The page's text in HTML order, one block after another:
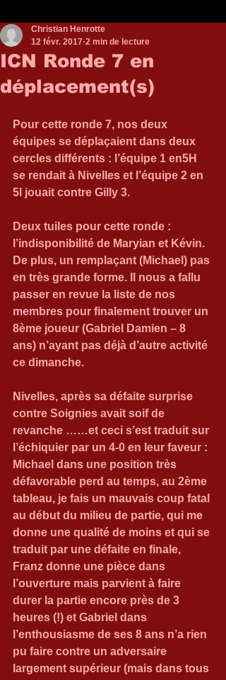
ICN Ronde 7 en
déplacement(s)
Christian Henrotte
12 févr. 2017 2 min de lecture
Pour cette ronde 7, nos deux
équipes se déplaçaient dans deux
cercles différents : l’équipe 1 en5H
se rendait à Nivelles et l’équipe 2 en
5I jouait contre Gilly 3.
Deux tuiles pour cette ronde :
l’indisponibilité de Maryian et Kévin.
De plus, un remplaçant (Michael) pas
en très grande forme. Il nous a fallu
passer en revue la liste de nos
membres pour finalement trouver un
8ème joueur (Gabriel Damien – 8
ans) n’ayant pas déjà d’autre activité
ce dimanche.
Nivelles, après sa défaite surprise
contre Soignies avait soif de
revanche ……et ceci s’est traduit sur
l’échiquier par un 4-0 en leur faveur :
Michael dans une position très
défavorable perd au temps, au 2ème
tableau, je fais un mauvais coup fatal
au début du milieu de partie, qui me
donne une qualité de moins et qui se
traduit par une défaite en finale,
Franz donne une pièce dans
l’ouverture mais parvient à faire
durer la partie encore près de 3
heures (!) et Gabriel dans
l’enthousiasme de ses 8 ans n’a rien
pu faire contre un adversaire
largement supérieur (mais dans tous